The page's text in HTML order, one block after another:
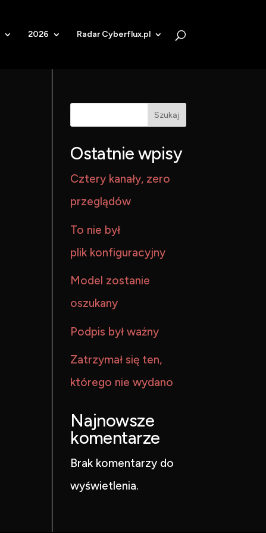
2026 Radar Cyberflux.pl
Szukaj
Ostatnie wpisy
Cztery kanały, zero
przeglądów
To nie był
plik konfiguracyjny
Model zostanie
oszukany
Podpis był ważny
Zatrzymał się ten,
którego nie wydano
Najnowsze
komentarze
Brak komentarzy do
wyświetlenia.